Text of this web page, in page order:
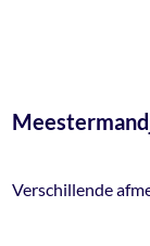
Verschillende